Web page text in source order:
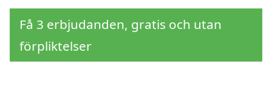
Få 3 erbjudanden, gratis och utan
förpliktelser